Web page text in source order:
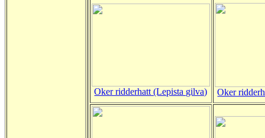
Oker ridderhatt (Lepista gilva) Oker